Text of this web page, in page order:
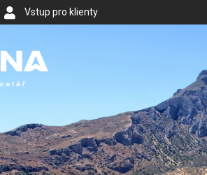
Vstup pro klienty